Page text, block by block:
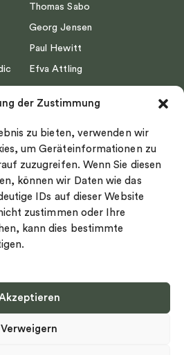
der Zustimmung
zu bieten, verwenden wir
um Geräteinformationen zu
zuzugreifen. Wenn Sie diesen
können wir Daten wie das
IDs auf dieser Website
zustimmen oder Ihre
kann dies bestimmte
Verweigern
Thomas Sabo
Georg Jensen
Paul Hewitt
Efva Attling
Drakenberg Sjölin
Nordic Spectra
Select country
Bestimmungen